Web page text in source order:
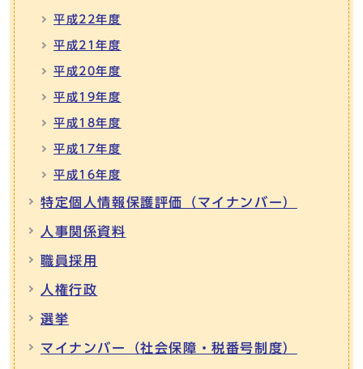
平成22年度
平成21年度
平成20年度
平成19年度
平成18年度
平成17年度
平成16年度
特定個人情報保護評価（マイナンバー）
人事関係資料
職員採用
人権行政
選挙
マイナンバー（社会保障・税番号制度）